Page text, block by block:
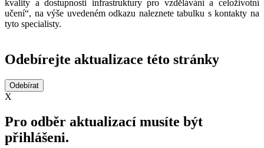
kvality a dostupnosti infrastruktury pro vzdělávání a celoživotní
učení“, na výše uvedeném odkazu naleznete tabulku s kontakty na
tyto specialisty.
Odebírejte aktualizace této stránky
X
Pro odběr aktualizací musíte být
přihlášeni.